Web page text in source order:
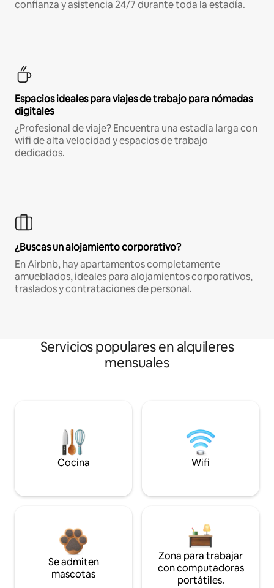
confianza y asistencia 24/7 durante toda la estadía.
Espacios ideales para viajes de trabajo para nómadas
digitales
¿Profesional de viaje? Encuentra una estadía larga con
wifi de alta velocidad y espacios de trabajo
dedicados.
¿Buscas un alojamiento corporativo?
En Airbnb, hay apartamentos completamente
amueblados, ideales para alojamientos corporativos,
traslados y contrataciones de personal.
Servicios populares en alquileres
mensuales
Cocina Wifi
Se admiten
mascotas
Zona para trabajar
con computadoras
portátiles.